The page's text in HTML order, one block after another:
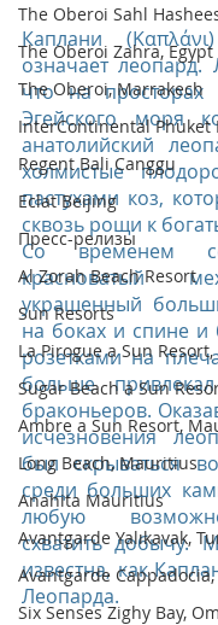
The Oberoi Sahl
The Oberoi Zahra, Egypt
The Oberoi, Marrakech
InterContinental Phuket
Regent Bali Canggu
Eclat Beijing
Пресс-релизы
Al Zorah Beach Resort
Sun Resorts
La Pirogue a Sun
Sugar Beach a Sun
Ambre a Sun Resort,
Long Beach, Mauritius
Anahita Mauritius
Avantgarde Yalıkavak,
Avantgarde Cappadocia,
Six Senses Zighy Bay,
Каплани
означает леопард.
что на просторах
Эгейского моря
анатолийский
холмистые
пастухами коз,
сквозь рощи к
Со временем
красноватый
украшенный
на боках и спине
розетками на
больше
браконьеров.
исчезновения
был скрываться
среди больших
любую
схватить добычу.
известна, как
Леопарда.